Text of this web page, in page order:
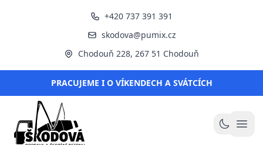
+420 737 391 391
skodova@pumix.cz
Chodouň 228, 267 51 Chodouň
PRACUJEME I O VÍKENDECH A SVÁTCÍCH
ŠKODOVÁ s.r.o.